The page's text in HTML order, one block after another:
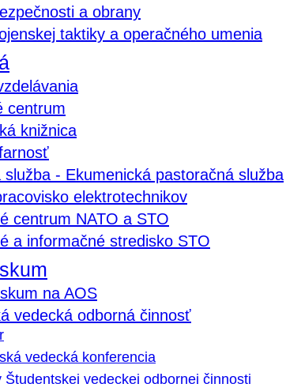
a obrany
taktiky a operačného umenia
centrum
knižnica
služba - Ekumenická pastoračná služba
elektrotechnikov
centrum NATO a STO
a informačné stredisko STO
na AOS
vedecká odborná činnosť
vedecká konferencia
Študentskej vedeckej odbornej činnosti